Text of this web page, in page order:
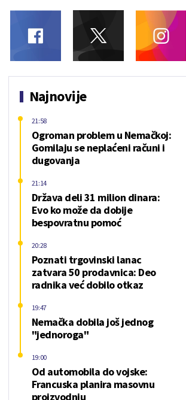
Najnovije
Ogroman problem u Nemačkoj:
Gomilaju se neplaćeni računi i
dugovanja
21:58
Država deli 31 milion dinara:
Evo ko može da dobije
bespovratnu pomoć
21:14
Poznati trgovinski lanac
zatvara 50 prodavnica: Deo
radnika već dobilo otkaz
20:28
Nemačka dobila još jednog
"jednoroga"
19:47
Od automobila do vojske:
Francuska planira masovnu
proizvodnju
19:00